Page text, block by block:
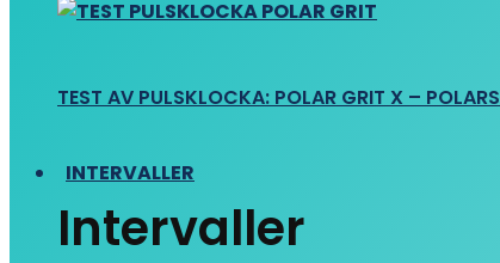
TEST AV PULSKLOCKA: POLAR GRIT X –
INTERVALLER
Intervaller